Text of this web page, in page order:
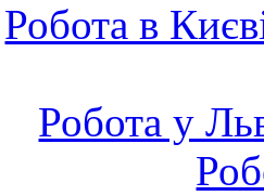
Робота в
Робота у